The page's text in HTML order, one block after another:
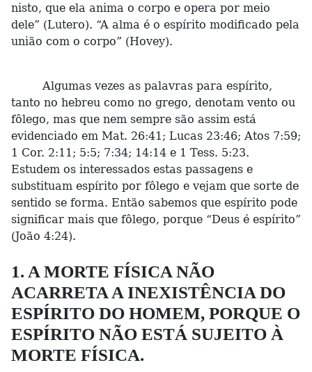
nisto, que ela anima o corpo e opera por meio
dele” (Lutero). “A alma é o espírito modificado pela
união com o corpo” (Hovey).
Algumas vezes as palavras para espírito,
tanto no hebreu como no grego, denotam vento ou
fôlego, mas que nem sempre são assim está
evidenciado em Mat. 26:41; Lucas 23:46; Atos 7:59;
1 Cor. 2:11; 5:5; 7:34; 14:14 e 1 Tess. 5:23.
Estudem os interessados estas passagens e
substituam espírito por fôlego e vejam que sorte de
sentido se forma. Então sabemos que espírito pode
significar mais que fôlego, porque “Deus é espírito”
(João 4:24).
1. A MORTE FÍSICA NÃO
ACARRETA A INEXISTÊNCIA DO
ESPÍRITO DO HOMEM, PORQUE O
ESPÍRITO NÃO ESTÁ SUJEITO À
MORTE FÍSICA.